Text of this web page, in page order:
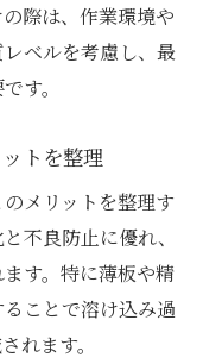
際は、作業環境や
ベルを考慮し、最
す。
トを整理
メリットを整理す
不良防止に優れ、
す。特に薄板や精
ことで溶け込み過
れます。